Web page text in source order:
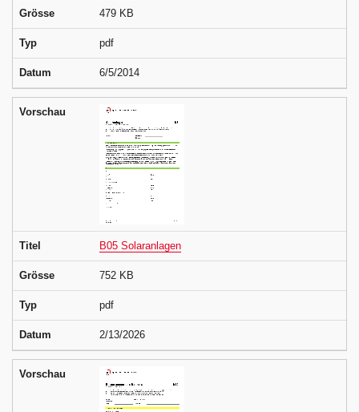
Grösse 479 KB
Typ pdf
Datum 6/5/2014
Vorschau
Titel B05 Solaranlagen
Grösse 752 KB
Typ pdf
Datum 2/13/2026
Vorschau